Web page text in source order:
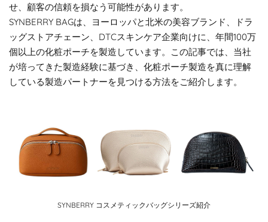
せ、顧客の信頼を損なう可能性があります。
SYNBERRY BAGは、ヨーロッパと北米の美容ブランド、ドラ
ッグストアチェーン、DTCスキンケア企業向けに、年間100万
個以上の化粧ポーチを製造しています。この記事では、当社
が培ってきた製造経験に基づき、化粧ポーチ製造を真に理解
している製造パートナーを見つける方法をご紹介します。
SYNBERRY コスメティックバッグシリーズ紹介